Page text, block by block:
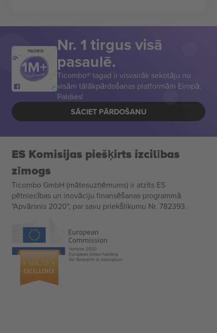
PALDIES! Nr. 1 tirgus visā
pasaulē.
Ticombo® tagad ir visvairāk sekotāju no
visām tālākpārdošanas platformām Eiropā.
Paldies!
SĀCIET PĀRDOŠANU
ES Komisijas piešķirts izcilības
zīmogs
Ticombo GmbH (mātesuzņēmums) ir atzīts ES
pētniecības un inovāciju finansēšanas programmā
"Apvārsnis 2020", par savu priekšlikumu Nr. 782393.